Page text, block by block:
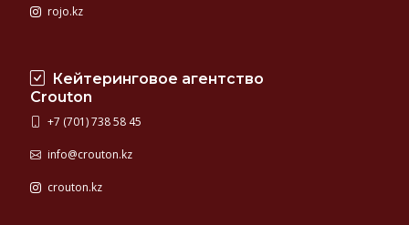
rojo.kz
Кейтеринговое агентство
Crouton
+7 (701) 738 58 45
info@crouton.kz
crouton.kz